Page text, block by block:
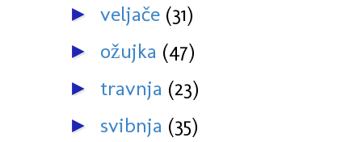
► veljače (31)
► ožujka (47)
► travnja (23)
► svibnja (35)